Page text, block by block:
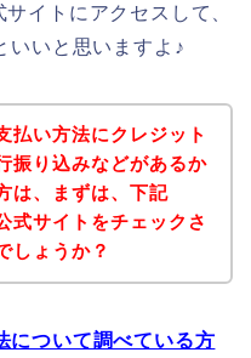
イトにアクセスして、
いいと思いますよ♪
払い方法にクレジット
振り込みなどがあるか
は、まずは、下記
式サイトをチェックさ
しょうか？
について調べている方